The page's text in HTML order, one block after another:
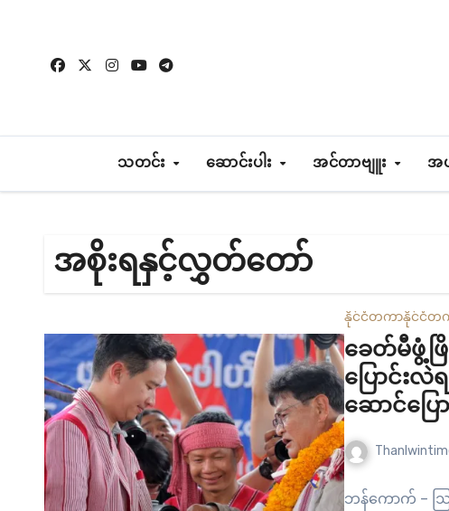
content
သတင်း ဆောင်းပါး အင်တာဗျူး အ
အစိုးရနှင့်လွှတ်တော်
နိုင်ငံတကာနိုင်ငံတ
ခေတ်မီဖွံ့ဖ
ပြောင်းလဲ
ဆောင်ပြော
ဘန်ကောက် – ဩ